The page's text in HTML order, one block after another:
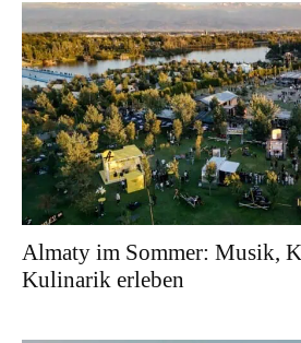
Almaty im Sommer: Musik,
Kulinarik erleben